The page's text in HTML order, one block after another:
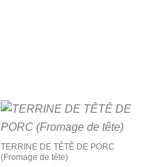
TERRINE DE TÊTÊ DE PORC
(Fromage de tête)